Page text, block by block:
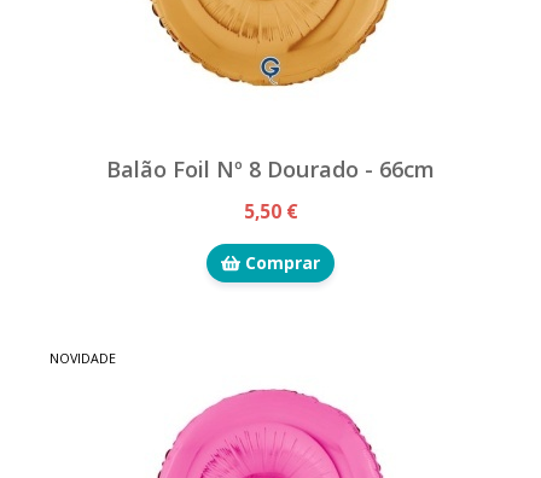
Balão Foil Nº 8 Dourado - 66cm
5,50 €
Comprar
NOVIDADE